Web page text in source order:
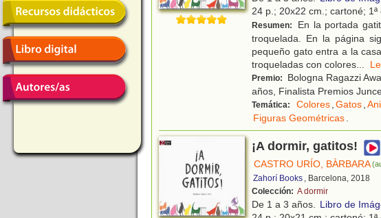
24 p.; 20x22 cm.; cartoné; 1ª
Resumen:
En la portada
troquelada. En la página
pequeño gato entra a la
troqueladas con colores...
Premio:
Bologna Ragazzi
años, Finalista Premios
Temática: Colores,Gatos,
Figuras Geométricas.
¡A dormir, gatitos!
CASTRO URÍO, BÀRBARA
Zahorí Books , Barcelona, 2018
Colección: A dormir
De 1 a 3 años. Libro de